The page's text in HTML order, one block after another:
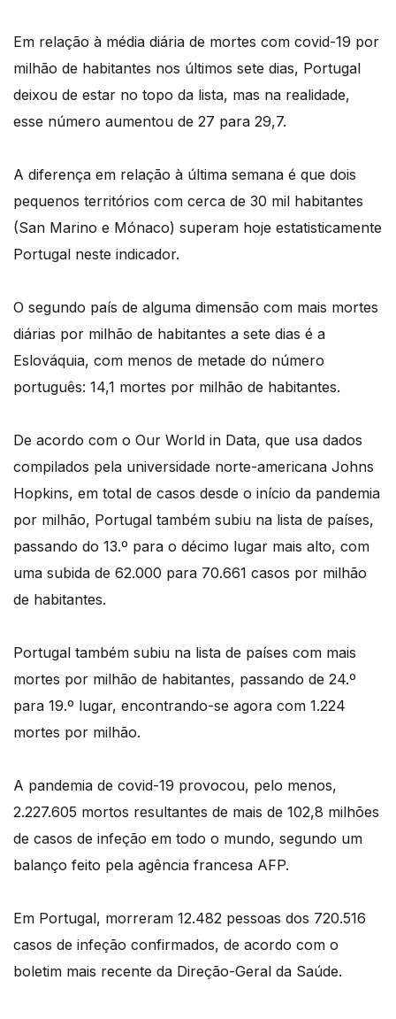
Em relação à média diária de mortes com covid-19 por
milhão de habitantes nos últimos sete dias, Portugal
deixou de estar no topo da lista, mas na realidade,
esse número aumentou de 27 para 29,7.
A diferença em relação à última semana é que dois
pequenos territórios com cerca de 30 mil habitantes
(San Marino e Mónaco) superam hoje estatisticamente
Portugal neste indicador.
O segundo país de alguma dimensão com mais mortes
diárias por milhão de habitantes a sete dias é a
Eslováquia, com menos de metade do número
português: 14,1 mortes por milhão de habitantes.
De acordo com o Our World in Data, que usa dados
compilados pela universidade norte-americana Johns
Hopkins, em total de casos desde o início da pandemia
por milhão, Portugal também subiu na lista de países,
passando do 13.º para o décimo lugar mais alto, com
uma subida de 62.000 para 70.661 casos por milhão
de habitantes.
Portugal também subiu na lista de países com mais
mortes por milhão de habitantes, passando de 24.º
para 19.º lugar, encontrando-se agora com 1.224
mortes por milhão.
A pandemia de covid-19 provocou, pelo menos,
2.227.605 mortos resultantes de mais de 102,8 milhões
de casos de infeção em todo o mundo, segundo um
balanço feito pela agência francesa AFP.
Em Portugal, morreram 12.482 pessoas dos 720.516
casos de infeção confirmados, de acordo com o
boletim mais recente da Direção-Geral da Saúde.